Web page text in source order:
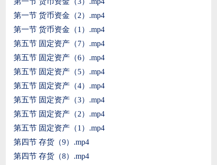
第一节 货币资金（2）.mp4
第一节 货币资金（1）.mp4
第五节 固定资产（7）.mp4
第五节 固定资产（6）.mp4
第五节 固定资产（5）.mp4
第五节 固定资产（4）.mp4
第五节 固定资产（3）.mp4
第五节 固定资产（2）.mp4
第五节 固定资产（1）.mp4
第四节 存货（9）.mp4
第四节 存货（8）.mp4